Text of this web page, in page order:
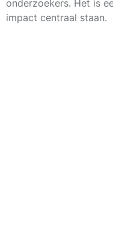
onderzoekers. Het is
impact centraal staan.